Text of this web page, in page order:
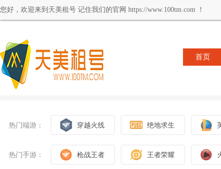
您好，欢迎来到天美租号 记住我们的官网 https://www.100tm.com ！
首页
热门端游： 穿越火线 绝地求生
热门手游： 枪战王者 王者荣耀